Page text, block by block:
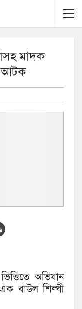
মাদক
আটক
অভিযান
বাউল শিল্পী